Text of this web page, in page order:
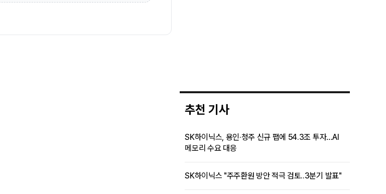
추천 기사
SK하이닉스, 용인·청주 신규 팹에 54.3조 투자…AI
메모리 수요 대응
SK하이닉스 "주주환원 방안 적극 검토..3분기 발표"